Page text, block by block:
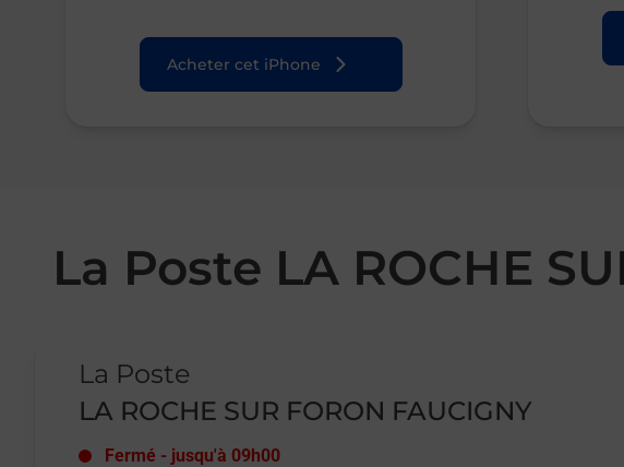
Acheter cet iPhone
La Poste LA ROCHE
La Poste
LA ROCHE SUR FORON FAUCIGNY
Fermé - jusqu'à 09h00